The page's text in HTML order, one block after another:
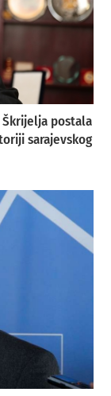
Škrijelja postala
sarajevskog